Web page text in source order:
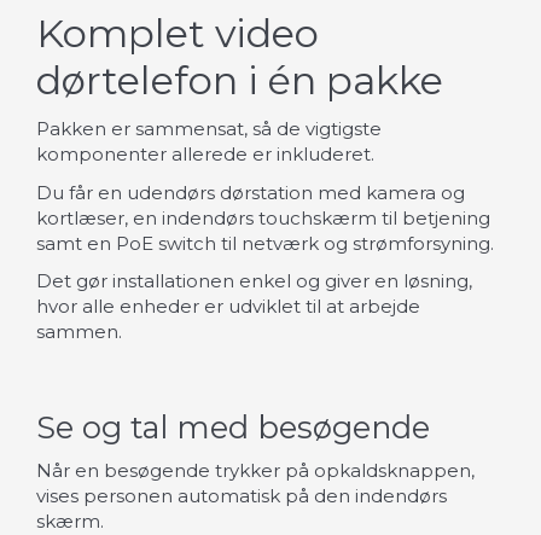
Komplet video
dørtelefon i én pakke
Pakken er sammensat, så de vigtigste
komponenter allerede er inkluderet.
Du får en udendørs dørstation med kamera og
kortlæser, en indendørs touchskærm til betjening
samt en PoE switch til netværk og strømforsyning.
Det gør installationen enkel og giver en løsning,
hvor alle enheder er udviklet til at arbejde
sammen.
Se og tal med besøgende
Når en besøgende trykker på opkaldsknappen,
vises personen automatisk på den indendørs
skærm.